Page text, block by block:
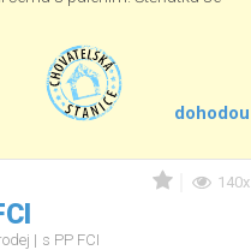
dohodou
140x
s PP FCI